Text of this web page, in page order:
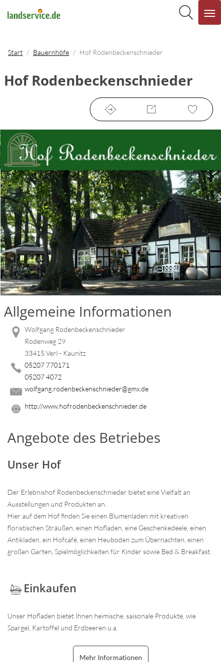
Start Bauernhöfe Hof Rodenbeckenschnieder
Hof Rodenbeckenschnieder
Allgemeine Informationen
Wolfgang Rodenbeckenschnieder
Rodenweg 29
33415 Verl - Kaunitz
05207 770171
05207 4072
wolfgang.rodenbeckenschnieder@gmx.de
http://www.hofrodenbeckenschnieder.de
Angebote des Betriebes
Unser Hof
Der Erlebnishof Rodenbeckenschnieder bietet eine Vielfalt an
Ausstellungen und Produkten an.
Hier auf dem Hof finden Sie einen Blumenladen mit kreativen
floristischen Sträußen, einen Hofladen, eine Geschenkedeele, einen
Antikladen, ein Hofcafé, einen Heuboden zum Übernachten, einen
großen Garten, Spielmöglichkeiten für Kinder sowie Bed & Breakfast.
Einkaufen
Unser Hofladen bietet Ihnen heimische, saisonale Produkte, wie
Spargel, Kartoffel und Erdbeeren u.a.
Mehr Informationen